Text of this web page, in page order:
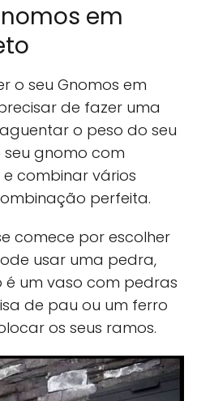
em
o seu Gnomos em
de fazer uma
o peso do seu
gnomo com
combinar vários
perfeita.
comece por escolher
usar uma pedra,
um vaso com pedras
de pau ou um ferro
os seus ramos.